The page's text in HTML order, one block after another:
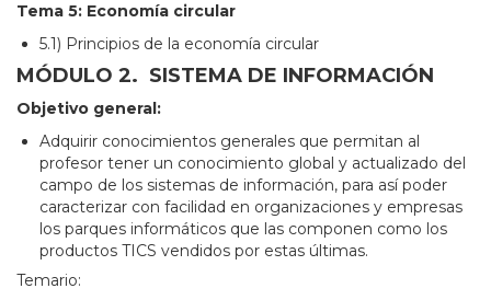
Tema 5: Economía circular
5.1) Principios de la economía circular
MÓDULO 2. SISTEMA DE INFORMACIÓN
Objetivo general:
Adquirir conocimientos generales que permitan al
profesor tener un conocimiento global y actualizado del
campo de los sistemas de información, para así poder
caracterizar con facilidad en organizaciones y empresas
los parques informáticos que las componen como los
productos TICS vendidos por estas últimas.
Temario: